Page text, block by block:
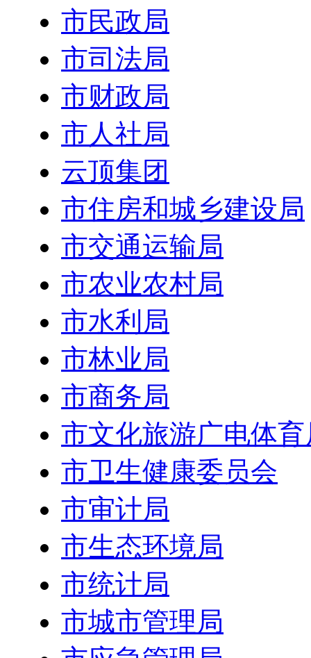
市民政局
市司法局
市财政局
市人社局
云顶集团
市住房和城乡建设局
市交通运输局
市农业农村局
市水利局
市林业局
市商务局
市文化旅游广电体育
市卫生健康委员会
市审计局
市生态环境局
市统计局
市城市管理局